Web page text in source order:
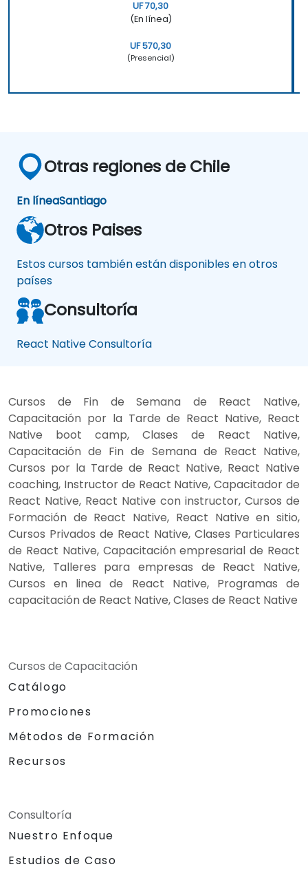
UF 70,30
(En línea)
UF 570,30
(Presencial)
Otras regiones de Chile
En líneaSantiago
Otros Paises
Estos cursos también están disponibles en otros
países
Consultoría
React Native Consultoría
Cursos de Fin de Semana de React Native,
Capacitación por la Tarde de React Native, React
Native boot camp, Clases de React Native,
Capacitación de Fin de Semana de React Native,
Cursos por la Tarde de React Native, React Native
coaching, Instructor de React Native, Capacitador de
React Native, React Native con instructor, Cursos de
Formación de React Native, React Native en sitio,
Cursos Privados de React Native, Clases Particulares
de React Native, Capacitación empresarial de React
Native, Talleres para empresas de React Native,
Cursos en linea de React Native, Programas de
capacitación de React Native, Clases de React Native
Cursos de Capacitación
Catálogo
Promociones
Métodos de Formación
Recursos
Consultoría
Nuestro Enfoque
Estudios de Caso